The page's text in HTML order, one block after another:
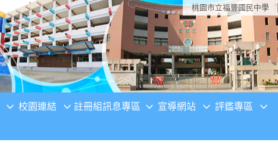
桃園市立福豐國民中學
校園連結 註冊組訊息專區 宣導網站 評鑑專區